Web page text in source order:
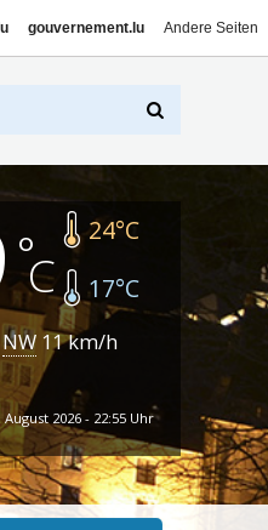
gouvernement.lu Andere Seiten
24°C
17°C
NW 11km/h
2026 - 22:55 Uhr